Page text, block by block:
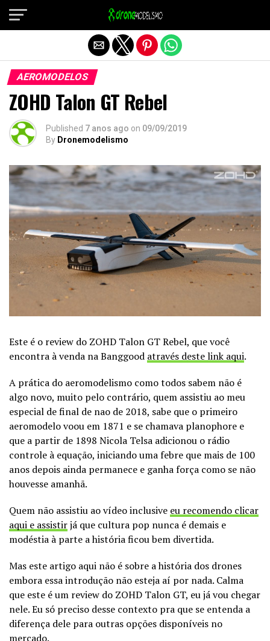
AEROMODELOS
ZOHD Talon GT Rebel
Published 7 anos ago on 09/09/2019
By Dronemodelismo
Este é o review do ZOHD Talon GT Rebel, que você
encontra à venda na Banggood através deste link aqui.
A prática do aeromodelismo como todos sabem não é
algo novo, muito pelo contrário, quem assistiu ao meu
especial de final de nao de 2018, sabe que o primeiro
aeromodelo voou em 1871 e se chamava planophore e
que a partir de 1898 Nicola Telsa adicionou o rádio
controle à equação, iniciando uma febre que mais de 100
anos depois ainda permanece e ganha força como se não
houvesse amanhã.
Quem não assistiu ao vídeo inclusive eu recomendo clicar
aqui e assistirjá que cultura pop nunca é demais e
modéstia à parte a história ficou bem divertida.
Mas este artigo aqui não é sobre a história dos drones
embora essa introdução não esteja aí por nada. Calma
que este é um review do ZOHD Talon GT, eu já vou chegar
nele. Eu só preciso desse contexto pra que se entenda a
diferença dele para outras opções disponíveis no
mercado.
Sair da versão mobile